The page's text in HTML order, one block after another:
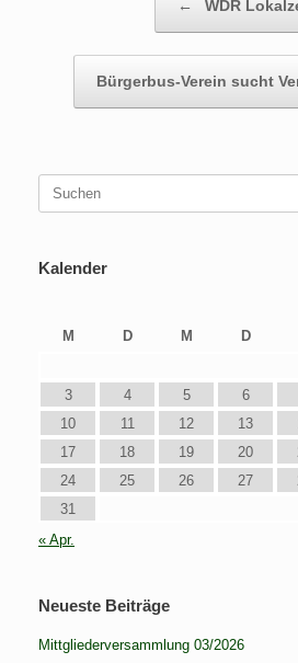
← WDR
Bürgerbus-Verein sucht
nach:
Kalender
M
D M D
3
4 5 6
10
11 12 13
17
18 19 20
24
25 26 27
31
« Apr.
Neueste Beiträge
Mittgliederversammlung 03/2026